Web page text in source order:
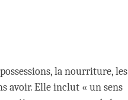
la nourriture, les
avoir. Elle inclut « un sens